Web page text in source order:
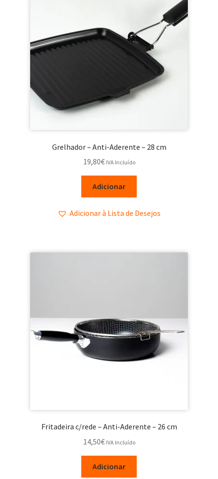
Grelhador – Anti-Aderente – 28 cm
19,80€ IVA Incluído
Adicionar
Adicionar à Lista de Desejos
Fritadeira c/rede – Anti-Aderente – 26 cm
14,50€ IVA Incluído
Adicionar